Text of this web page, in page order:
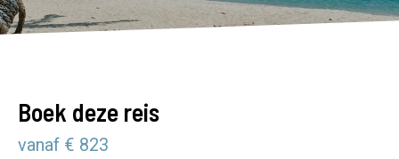
Boek deze reis
vanaf € 823